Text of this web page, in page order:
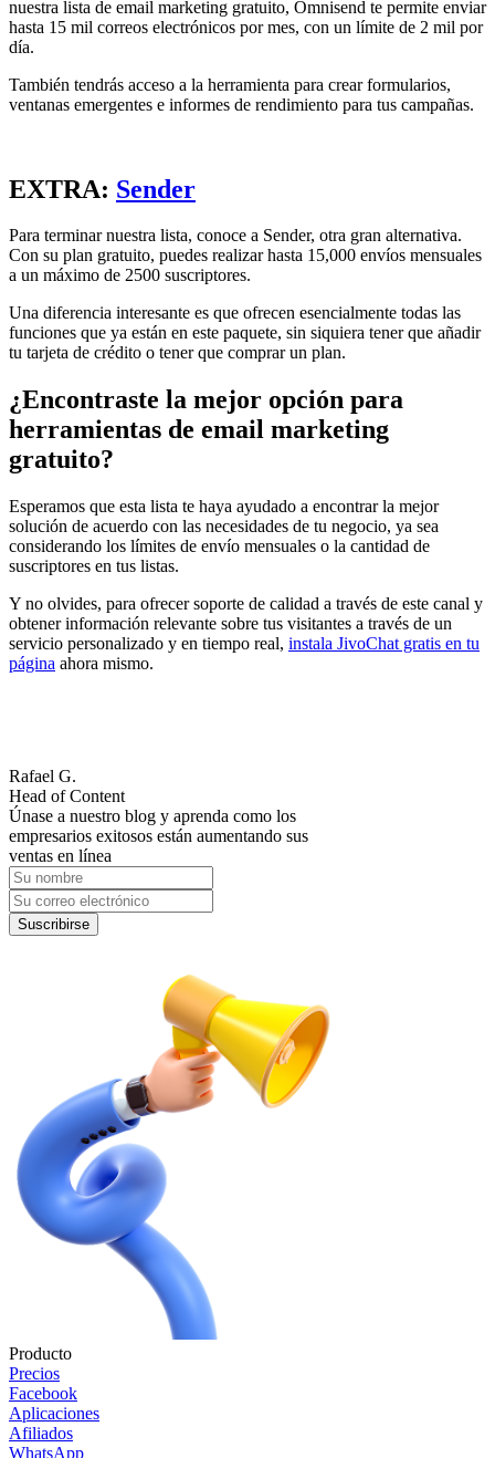
nuestra lista de email marketing gratuito, Omnisend te permite enviar
hasta 15 mil correos electrónicos por mes, con un límite de 2 mil por
día.
También tendrás acceso a la herramienta para crear formularios,
ventanas emergentes e informes de rendimiento para tus campañas.
EXTRA: Sender
Para terminar nuestra lista, conoce a Sender, otra gran alternativa.
Con su plan gratuito, puedes realizar hasta 15,000 envíos mensuales
a un máximo de 2500 suscriptores.
Una diferencia interesante es que ofrecen esencialmente todas las
funciones que ya están en este paquete, sin siquiera tener que añadir
tu tarjeta de crédito o tener que comprar un plan.
¿Encontraste la mejor opción para
herramientas de email marketing
gratuito?
Esperamos que esta lista te haya ayudado a encontrar la mejor
solución de acuerdo con las necesidades de tu negocio, ya sea
considerando los límites de envío mensuales o la cantidad de
suscriptores en tus listas.
Y no olvides, para ofrecer soporte de calidad a través de este canal y
obtener información relevante sobre tus visitantes a través de un
servicio personalizado y en tiempo real, instala JivoChat gratis en tu
página ahora mismo.
Rafael G.
Head of Content
Únase a nuestro blog y aprenda como los
empresarios exitosos están aumentando sus
ventas en línea
Suscribirse
Producto
Precios
Facebook
Aplicaciones
Afiliados
WhatsApp